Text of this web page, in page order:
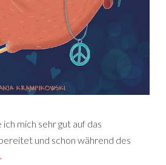
mich sehr gut auf das
und schon während des